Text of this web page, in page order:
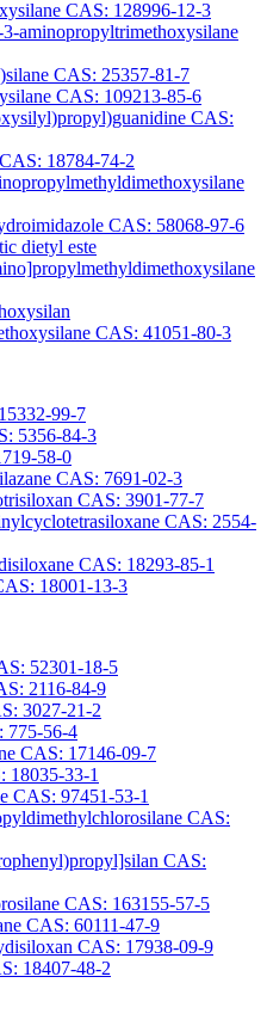
CAS: 128996-12-3
aminopropyltrimethoxysilane
CAS: 25357-81-7
CAS: 109213-85-6
CAS:
18784-74-2
CAS: 58068-97-6
dietyl este
CAS: 41051-80-3
99-7
5356-84-3
58-0
CAS: 7691-02-3
CAS: 3901-77-7
CAS: 2554-
CAS: 18293-85-1
18001-13-3
52301-18-5
2116-84-9
3027-21-2
775-56-4
CAS: 17146-09-7
18035-33-1
CAS: 97451-53-1
CAS:
CAS:
CAS: 163155-57-5
CAS: 60111-47-9
CAS: 17938-09-9
18407-48-2